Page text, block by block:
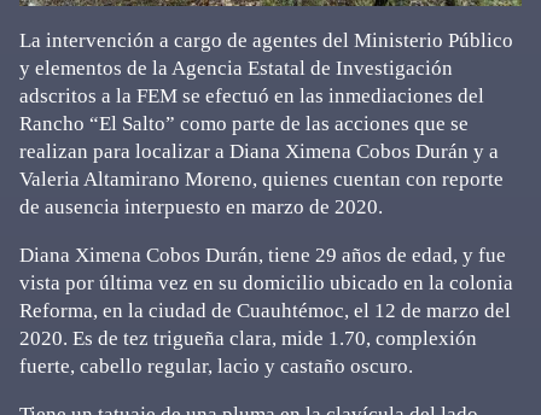
La intervención a cargo de agentes del Ministerio Público
y elementos de la Agencia Estatal de Investigación
adscritos a la FEM se efectuó en las inmediaciones del
Rancho “El Salto” como parte de las acciones que se
realizan para localizar a Diana Ximena Cobos Durán y a
Valeria Altamirano Moreno, quienes cuentan con reporte
de ausencia interpuesto en marzo de 2020.
Diana Ximena Cobos Durán, tiene 29 años de edad, y fue
vista por última vez en su domicilio ubicado en la colonia
Reforma, en la ciudad de Cuauhtémoc, el 12 de marzo del
2020. Es de tez trigueña clara, mide 1.70, complexión
fuerte, cabello regular, lacio y castaño oscuro.